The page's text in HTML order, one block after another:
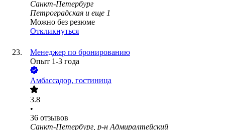
Санкт-Петербург
Петроградская и еще 1
Можно без резюме
Откликнуться
Менеджер по бронированию
Опыт 1-3 года
Амбассадор, гостиница
3.8
•
36 отзывов
Санкт-Петербург, р-н Адмиралтейский